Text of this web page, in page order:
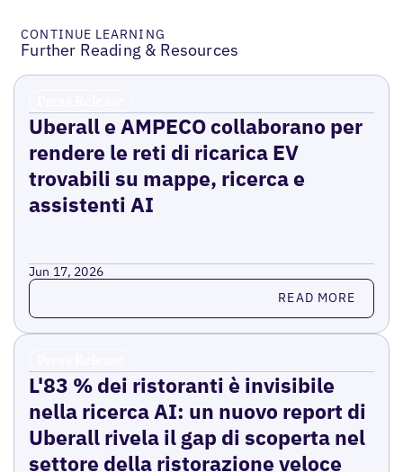
CONTINUE LEARNING
Further Reading & Resources
Uberall e AMPECO collaborano per
rendere le reti di ricarica EV
trovabili su mappe, ricerca e
assistenti AI
Jun 17, 2026
Read more READ MORE
L'83 % dei ristoranti è invisibile
nella ricerca AI: un nuovo report di
Uberall rivela il gap di scoperta nel
settore della ristorazione veloce